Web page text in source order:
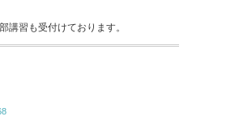
講習も受付けております。